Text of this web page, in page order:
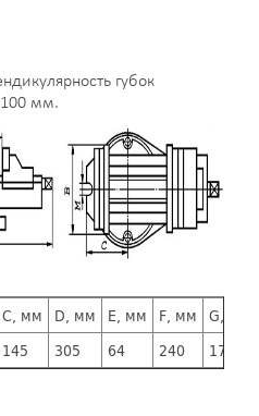
губок
100 мм.
C, мм D, мм E, мм F, мм G, мм
145 305 64 240 17